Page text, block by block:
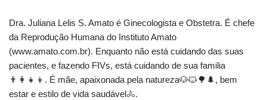
Dra. Juliana Lelis S. Amato é Ginecologista e Obstetra. É chefe
da Reprodução Humana do Instituto Amato
(www.amato.com.br). Enquanto não está cuidando das suas
pacientes, e fazendo FIVs, está cuidando de sua familia
👨‍👩‍👧‍👦. É mãe, apaixonada pela natureza🐶🐱🌳🌲, bem
estar e estilo de vida saudável🚴.